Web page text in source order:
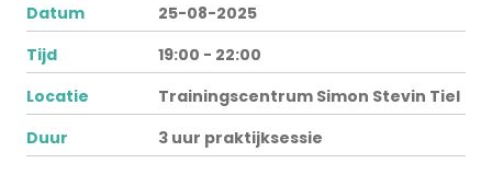
Datum
25-08-2025
Tijd
19:00 - 22:00
Locatie
Trainingscentrum Simon Stevin Tiel
Duur
3 uur praktijksessie